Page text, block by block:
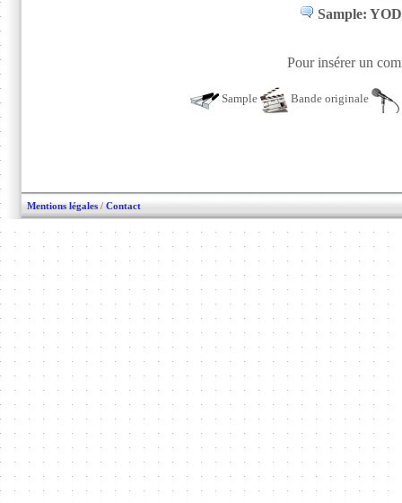
Sample:
Pour insérer un
Sample Bande originale
Mentions légales / Contact